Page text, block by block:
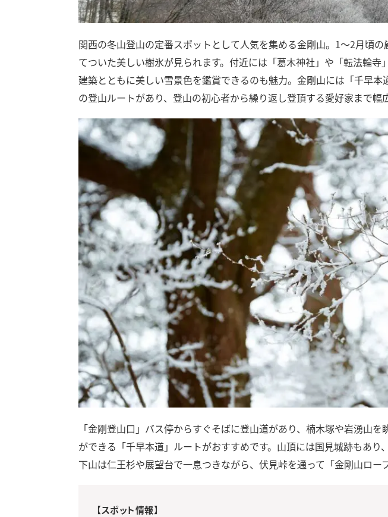
関西の冬山登山の定番スポットとして人気を集める金剛山。1～2月頃
てついた美しい樹氷が見られます。付近には「葛木神社」や「転法輪寺
建築とともに美しい雪景色を鑑賞できるのも魅力。金剛山には「千早本
の登山ルートがあり、登山の初心者から繰り返し登頂する愛好家まで幅
「金剛登山口」バス停からすぐそばに登山道があり、楠木塚や岩湧山
ができる「千早本道」ルートがおすすめです。山頂には国見城跡もあり
下山は仁王杉や展望台で一息つきながら、伏見峠を通って「金剛山ロー
【スポット情報】